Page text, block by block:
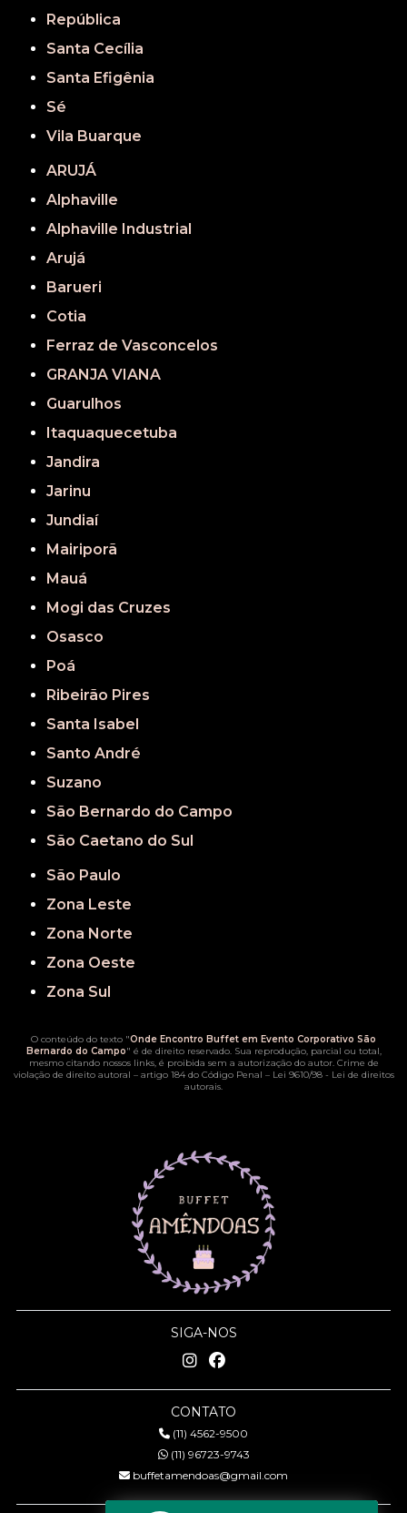
República
Santa Cecília
Santa Efigênia
Sé
Vila Buarque
ARUJÁ
Alphaville
Alphaville Industrial
Arujá
Barueri
Cotia
Ferraz de Vasconcelos
GRANJA VIANA
Guarulhos
Itaquaquecetuba
Jandira
Jarinu
Jundiaí
Mairiporã
Mauá
Mogi das Cruzes
Osasco
Poá
Ribeirão Pires
Santa Isabel
Santo André
Suzano
São Bernardo do Campo
São Caetano do Sul
São Paulo
Zona Leste
Zona Norte
Zona Oeste
Zona Sul
O conteúdo do texto "Onde Encontro Buffet em Evento Corporativo São
Bernardo do Campo" é de direito reservado. Sua reprodução, parcial ou total,
mesmo citando nossos links, é proibida sem a autorização do autor. Crime de
violação de direito autoral – artigo 184 do Código Penal – Lei 9610/98 - Lei de direitos
autorais.
SIGA-NOS
CONTATO
(11) 4562-9500
(11) 96723-9743
buffetamendoas@gmail.com